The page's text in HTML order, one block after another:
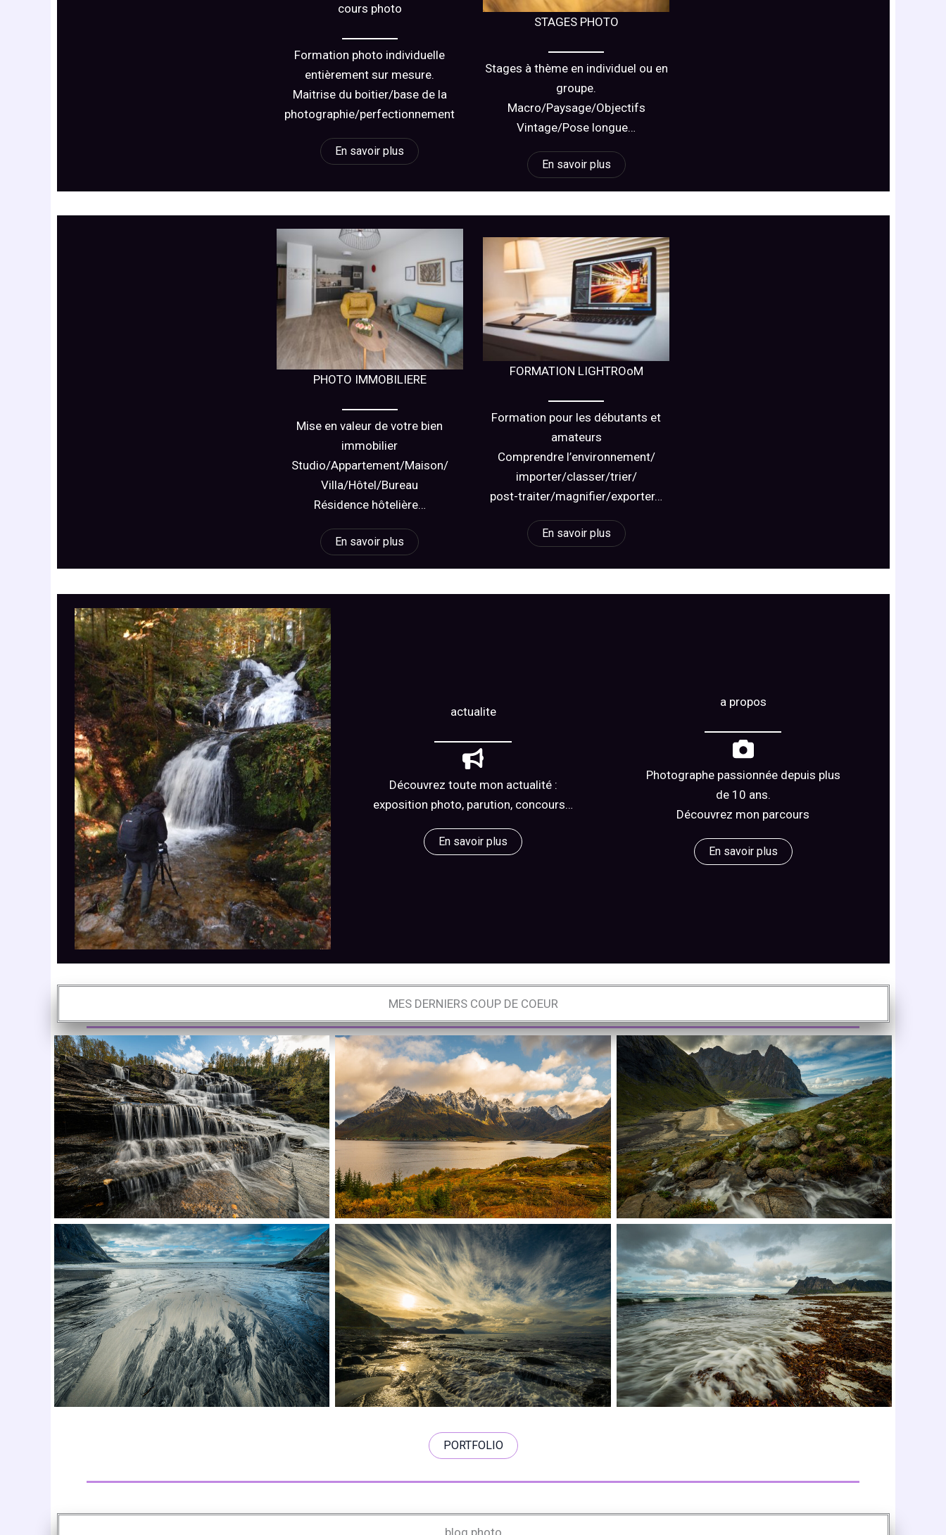
cours photo
Formation photo individuelle
entièrement sur mesure.
Maitrise du boitier/base de la
photographie/perfectionnement
En savoir plus
STAGES PHOTO
Stages à thème en individuel ou en
groupe.
Macro/Paysage/Objectifs
Vintage/Pose longue…
En savoir plus
PHOTO IMMOBILIERE
Mise en valeur de votre bien
immobilier
Studio/Appartement/Maison/
Villa/Hôtel/Bureau
Résidence hôtelière…
En savoir plus
FORMATION LIGHTROoM
Formation pour les débutants et
amateurs
Comprendre l’environnement/
importer/classer/trier/
post-traiter/magnifier/exporter…
En savoir plus
actualite
Découvrez toute mon actualité :
exposition photo, parution, concours…
En savoir plus
a propos
Photographe passionnée depuis plus
de 10 ans.
Découvrez mon parcours
En savoir plus
MES DERNIERS COUP DE COEUR
PORTFOLIO
blog photo